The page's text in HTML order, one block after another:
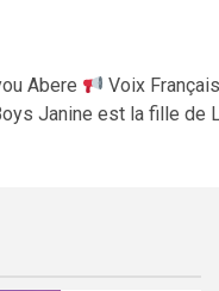
Abere
Voix
Janine est la fille de